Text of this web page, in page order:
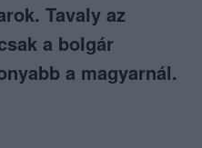
Tavaly az
a bolgár
a magyarnál.